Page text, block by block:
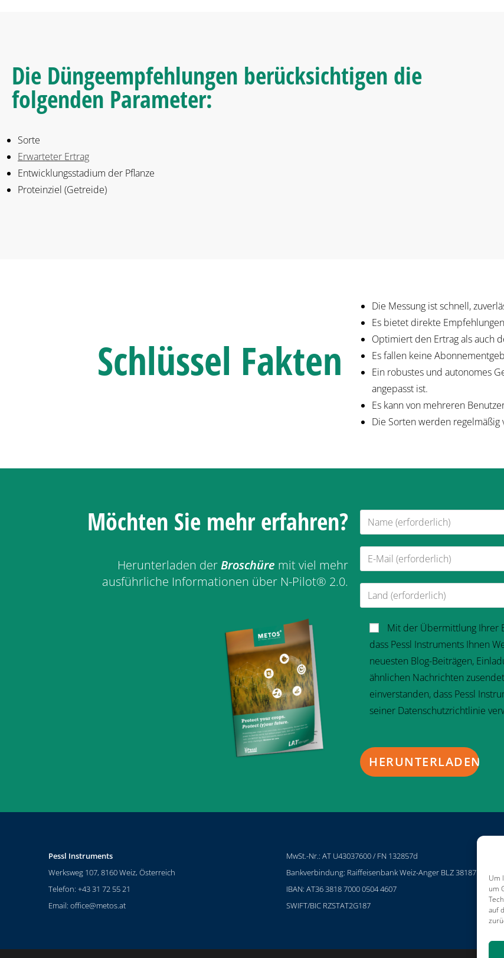
Um
um
auf
Die Düngeempfehlungen berücksichtigen die
folgenden Parameter:
Sorte
Erwarteter Ertrag
Entwicklungsstadium der Pflanze
Proteinziel (Getreide)
Schlüssel Fakten
Die Messung ist schnell,
Es bietet direkte
Optimiert den Ertrag als auch
Es fallen keine
Ein robustes und autonomes
angepasst ist.
Es kann von mehreren
Die Sorten werden regelmäßig
Möchten Sie mehr erfahren?
Herunterladen derBroschüre mit viel mehr
ausführliche Informationen über N-Pilot® 2.0.
Mit der Übermittlung Ihrer
dass Pessl Instruments Ihnen
neuesten Blog-Beiträgen,
ähnlichen Nachrichten
einverstanden, dass Pessl
seiner Datenschutzrichtlinie
Pessl Instruments
Werksweg 107, 8160 Weiz, Österreich
Telefon: +43 31 72 55 21
Email:office@metos.at
MwSt.-Nr.: AT U43037600 / FN 132857d
Bankverbindung: Raiffeisenbank Weiz-Anger BLZ 38187
IBAN: AT36 3818 7000 0504 4607
SWIFT/BIC RZSTAT2G187